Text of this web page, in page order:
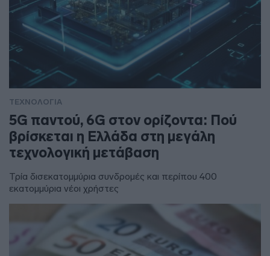
ΤΕΧΝΟΛΟΓΙΑ
5G παντού, 6G στον ορίζοντα: Πού
βρίσκεται η Ελλάδα στη μεγάλη
τεχνολογική μετάβαση
Τρία δισεκατομμύρια συνδρομές και περίπου 400
εκατομμύρια νέοι χρήστες